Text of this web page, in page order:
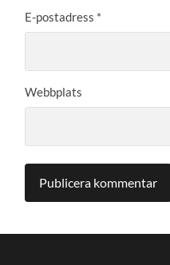
E-postadress *
Webbplats